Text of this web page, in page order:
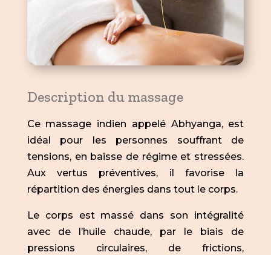
Description du massage
Ce massage indien appelé Abhyanga, est
idéal pour les personnes souffrant de
tensions, en baisse de régime et stressées.
Aux vertus préventives, il favorise la
répartition des énergies dans tout le corps.
Le corps est massé dans son intégralité
avec de l’huile chaude, par le biais de
pressions circulaires, de frictions,